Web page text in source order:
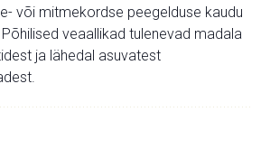
või mitmekordse peegelduse kaudu
veaallikad tulenevad madala
ja lähedal asuvatest